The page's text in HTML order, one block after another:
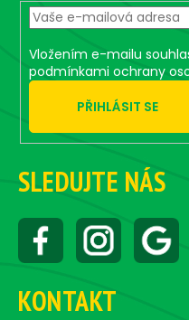
45
Kč
Vložením e-mailu
podmínkami ochrany
PŘIHLÁSIT SE
SLEDUJTE NÁS
KONTAKT